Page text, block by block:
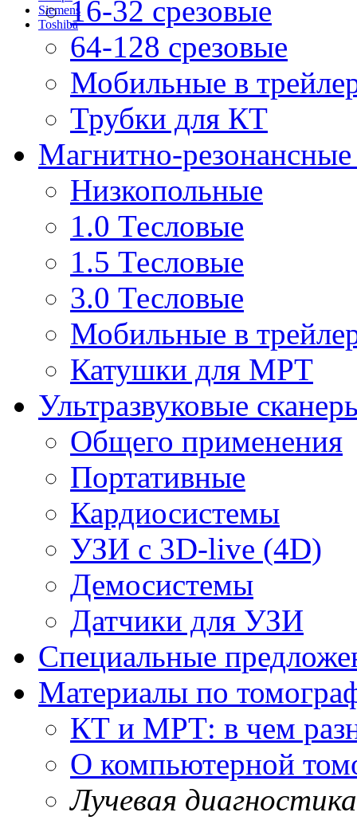
Siemens
Toshiba16-32 срезовые
64-128 срезовые
Мобильные в
Трубки для КТ
Магнитно-
Низкопольные
1.0 Тесловые
1.5 Тесловые
3.0 Тесловые
Мобильные в
Катушки для МРТ
Ультразвуковые
Общего применения
Портативные
Кардиосистемы
УЗИ с 3D-live (4D)
Демосистемы
Датчики для УЗИ
Cпециальные
Материалы по
КТ и МРТ: в чем
О компьютерной
Лучевая диагностика